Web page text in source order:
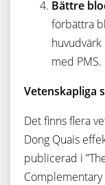
Bättre
förbättra
med PMS.
Vetenskapliga
Det finns flera
Dong Quais
publicerad i